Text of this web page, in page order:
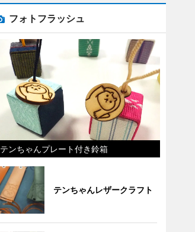
フォトフラッシュ
テンちゃんプレート付き鈴箱
テンちゃんレザークラフト